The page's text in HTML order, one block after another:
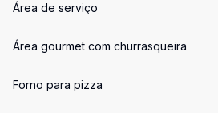
Área de serviço
Área gourmet com churrasqueira
Forno para pizza